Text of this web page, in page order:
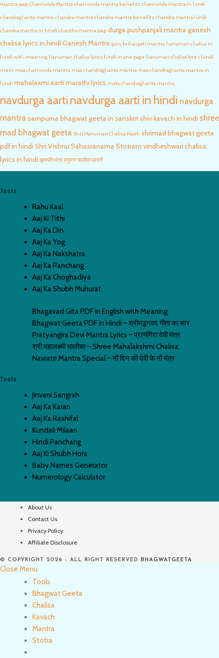
mantra jaap Chamunda Mantra chamunda mantra benefits chamunda mantra in hindi
chandraghanta mantra chandra mantra chandra mantra benefits chandra mantra hindi
chandra mantra in hindi chandra mantra jaap durga pushpanjali mantraganesh
chalisa lyrics in hindi Ganesh Mantra guru brihaspati mantra hanuman chalisa in
hindi with meaning hanuman chalisa lyrics hindi in one page hanuman chalisa lyrics hindi
mein maa chamunda mantra maa chandraghanta mantra maa chandraghanta mantra in
hindi mahalaxmi aarti marathi lyrics mata chandraghanta mantra
navdurga aartinavdurga aarti in hindi navdurga
mantrasampurna bhagwat geeta in sanskritshiv kavach in hindi shree
mad bhagwat geeta Shri Hanuman Chalisa Paath shrimad bhagwat geeta
pdf in hindi Shri Vishnu Sahasranama Stotram vindheshwari chalisa
lyrics in hindi बृहस्पति मंत्र हनुमान चालीसा आरती
Tools
Rahu Kaal
Aaj Ki Tithi
Aaj Ka Din
Aaj Ka Yog
Aaj Ka Nakshatra
Aaj Ka Panchang
Aaj Ka Choghadiya
Aaj Ka Shubh Muhurat
Bhagavad Gita PDF in English with Meaning
Bhagwat Geeta PDF in Hindi – श्रीमद्भगवद गीता का सार
Pratyangira Devi Mantra Lyrics – प्रत्यंगिरा देवी मंत्र
श्री महालक्ष्मी चालीसा – Shree Mahalakshmi Chalisa
Navratri Mantra Special – नौ दिन की देवी के नौ मंत्र
Tools
Jinvani Sangrah
Aaj Ka Karan
Aaj Ka Rashifal
Kundali Milaan
Hindi Panchang
Aaj Ki Shubh Hora
Baby Names Generator
Numerology Calculator
About Us
Contact Us
Privacy Policy
Affiliate Disclosure
© COPYRIGHT 2026 - ALL RIGHT RESERVED BHAGWATGEETA
Close Menu
Tools
Bhagwat Geeta
Chalisa
Kavach
Mantra
Stotra